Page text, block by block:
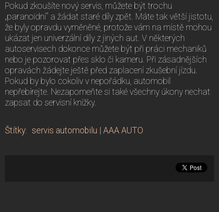
Pokud zkoušíte nový servis, můžete být trochu
„paranoidní“ a žádat staré díly zpět. Máte tak větší jistotu,
že byly opravdu vyměněné, protože vám na místě mohou
ukázat jen univerzální díly z jiných aut. V některých
autoservisech dokonce můžete být při práci mechaniků
nebo je pozorovat přes sklo či kameru. Při zásadnějších
opravách žádejte ještě před zaplacení zkušební jízdu.
Pokud by bylo cokoliv v nepořádku, automobil
nepřebírejte. Nezapomeňte si také všechny úkony nechat
zapsat do servisní knížky.
Štítky: servis automobilu | AAA AUTO